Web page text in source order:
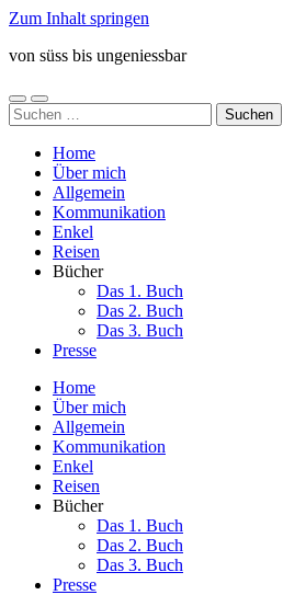
Zum Inhalt springen
von süss bis ungeniessbar
Mobile-
Menü
Suchfeld
ein-/ausblenden
Suchen
nach:
Home
Über mich
Allgemein
Kommunikation
Enkel
Reisen
Bücher
Das 1. Buch
Das 2. Buch
Das 3. Buch
Presse
Home
Über mich
Allgemein
Kommunikation
Enkel
Reisen
Bücher
Das 1. Buch
Das 2. Buch
Das 3. Buch
Presse